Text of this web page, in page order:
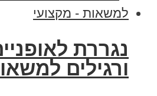
נגררת
ורגילים